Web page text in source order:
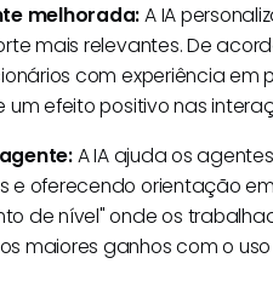
melhorada:A IA
mais relevantes. De
com experiência em
efeito positivo nas
A IA ajuda os
e oferecendo orientação
de nível" onde os
maiores ganhos com o uso